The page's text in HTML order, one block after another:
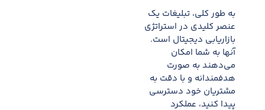
به طور کلی، تبلیغات یک
عنصر کلیدی در استراتژی
بازاریابی دیجیتال است.
آنها به شما امکان
می‌دهند به صورت
هدفمندانه و با دقت به
مشتریان خود دسترسی
پیدا کنید، عملکرد